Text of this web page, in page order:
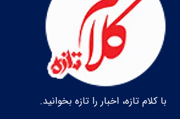
با کلام تازه، اخبار را تازه بخوانید.